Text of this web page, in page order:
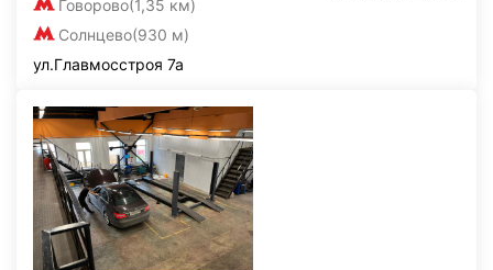
Говорово(1,35 км)
Солнцево(930 м)
ул.Главмосстроя 7а